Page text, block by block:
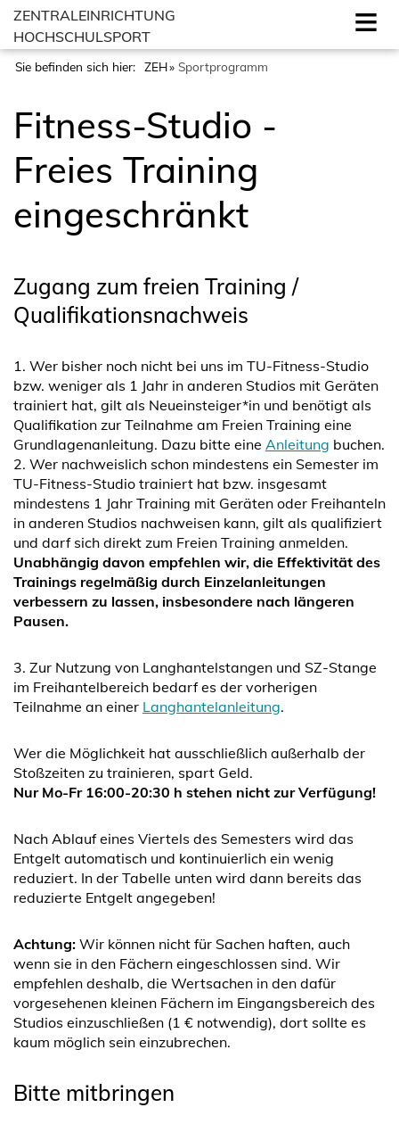
ZENTRALEINRICHTUNG
HOCHSCHULSPORT
Sie befinden sich hier: ZEH Sportprogramm
Fitness-Studio -
Freies Training
eingeschränkt
Zugang zum freien Training /
Qualifikationsnachweis
1. Wer bisher noch nicht bei uns im TU-Fitness-Studio
bzw. weniger als 1 Jahr in anderen Studios mit Geräten
trainiert hat, gilt als Neueinsteiger*in und benötigt als
Qualifikation zur Teilnahme am Freien Training eine
Grundlagenanleitung. Dazu bitte eine Anleitung buchen.
2. Wer nachweislich schon mindestens ein Semester im
TU-Fitness-Studio trainiert hat bzw. insgesamt
mindestens 1 Jahr Training mit Geräten oder Freihanteln
in anderen Studios nachweisen kann, gilt als qualifiziert
und darf sich direkt zum Freien Training anmelden.
Unabhängig davon empfehlen wir, die Effektivität des
Trainings regelmäßig durch Einzelanleitungen
verbessern zu lassen, insbesondere nach längeren
Pausen.
3. Zur Nutzung von Langhantelstangen und SZ-Stange
im Freihantelbereich bedarf es der vorherigen
Teilnahme an einer Langhantelanleitung.
Wer die Möglichkeit hat ausschließlich außerhalb der
Stoßzeiten zu trainieren, spart Geld.
Nur Mo-Fr 16:00-20:30 h stehen nicht zur Verfügung!
Nach Ablauf eines Viertels des Semesters wird das
Entgelt automatisch und kontinuierlich ein wenig
reduziert. In der Tabelle unten wird dann bereits das
reduzierte Entgelt angegeben!
Achtung: Wir können nicht für Sachen haften, auch
wenn sie in den Fächern eingeschlossen sind. Wir
empfehlen deshalb, die Wertsachen in den dafür
vorgesehenen kleinen Fächern im Eingangsbereich des
Studios einzuschließen (1 € notwendig), dort sollte es
kaum möglich sein einzubrechen.
Bitte mitbringen